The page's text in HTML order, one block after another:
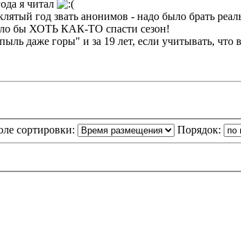
я читал
год звать анонимов - надо было брать
бы ХОТЬ КАК-ТО спасти сезон!
даже горы" и за 19 лет, если учитывать,
сортировки: Порядок: